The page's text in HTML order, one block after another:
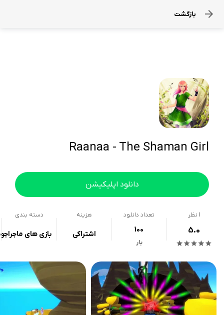
بازگشت
Raanaa - The Shaman Girl
دانلود اپلیکیشن
1 نظر
5.0
تعداد دانلود
100
بار
هزینه
اشتراکی
دسته بندی
بازی های